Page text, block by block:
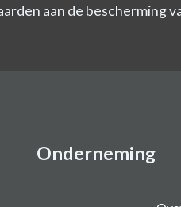
aan de bescherming
Onderneming